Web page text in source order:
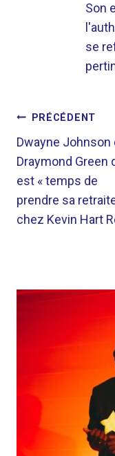
Son
se
DE
PRÉCÉDENT
Dwayne Johnson
Draymond Green
est « temps de
prendre sa
chez Kevin Hart